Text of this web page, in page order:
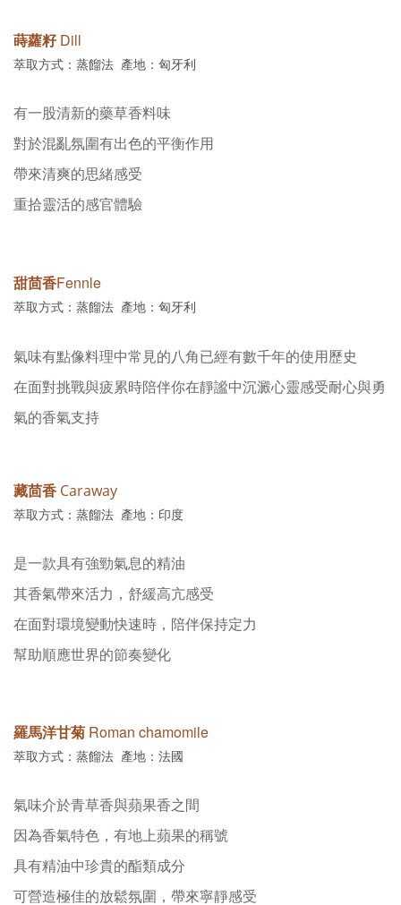
蒔蘿籽Dill
萃取方式：蒸餾法 產地：匈牙利
有一股清新的藥草香料味
對於混亂氛圍有出色的平衡作用
帶來清爽的思緒感受
重拾靈活的感官體驗
甜茴香Fennle
萃取方式：蒸餾法 產地：匈牙利
氣味有點像料理中常見的八角已經有數千年的使用歷史
在面對挑戰與疲累時陪伴你在靜謐中沉澱心靈感受耐心與勇
氣的香氣支持
藏茴香 Caraway
萃取方式：蒸餾法 產地：印度
是一款具有強勁氣息的精油
其香氣帶來活力，舒緩高亢感受
在面對環境變動快速時，陪伴保持定力
幫助順應世界的節奏變化
羅馬洋甘菊 Roman chamomile
萃取方式：蒸餾法 產地：法國
氣味介於青草香與蘋果香之間
因為香氣特色，有地上蘋果的稱號
具有精油中珍貴的酯類成分
可營造極佳的放鬆氛圍 ，帶來寧靜感受